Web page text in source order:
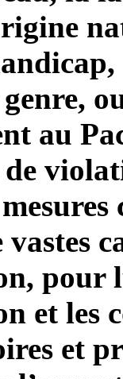
au
de
pour
et les
et